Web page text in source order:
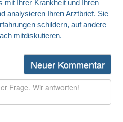
Neuer Kommentar